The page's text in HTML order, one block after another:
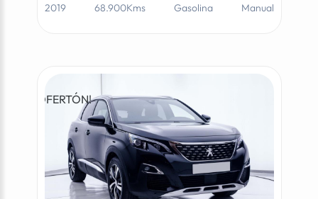
2019 68.900Kms Gasolina Manual
¡OFERTÓN!